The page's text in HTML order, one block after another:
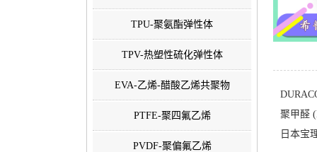
TPU-聚氨酯弹性体
TPV-热塑性硫化弹性体
EVA-乙烯-醋酸乙烯共聚物
PTFE-聚四氟乙烯
PVDF-聚偏氟乙烯
聚甲醛
日本宝